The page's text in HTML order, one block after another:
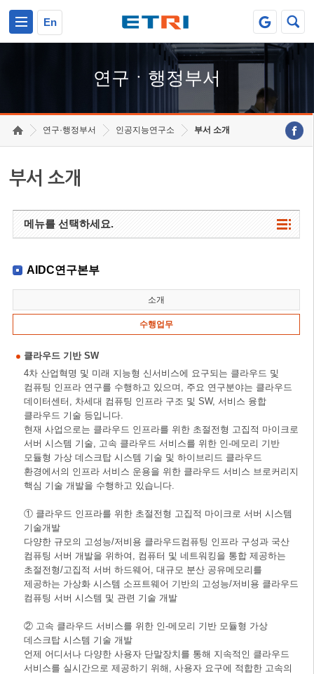
En
연구ㆍ행정부서
연구·행정부서 인공지능연구소 부서 소개
부서 소개
메뉴를 선택하세요.
AIDC연구본부
소개
수행업무
클라우드 기반 SW
4차 산업혁명 및 미래 지능형 신서비스에 요구되는 클라우드 및
컴퓨팅 인프라 연구를 수행하고 있으며, 주요 연구분야는 클라우드
데이터센터, 차세대 컴퓨팅 인프라 구조 및 SW, 서비스 융합
클라우드 기술 등입니다.
현재 사업으로는 클라우드 인프라를 위한 초절전형 고집적 마이크로
서버 시스템 기술, 고속 클라우드 서비스를 위한 인-메모리 기반
모듈형 가상 데스크탑 시스템 기술 및 하이브리드 클라우드
환경에서의 인프라 서비스 운용을 위한 클라우드 서비스 브로커리지
핵심 기술 개발을 수행하고 있습니다.
① 클라우드 인프라를 위한 초절전형 고집적 마이크로 서버 시스템
기술개발
다양한 규모의 고성능/저비용 클라우드컴퓨팅 인프라 구성과 국산
컴퓨팅 서버 개발을 위하여, 컴퓨터 및 네트워킹을 통합 제공하는
초절전형/고집적 서버 하드웨어, 대규모 분산 공유메모리를
제공하는 가상화 시스템 소프트웨어 기반의 고성능/저비용 클라우드
컴퓨팅 서버 시스템 및 관련 기술 개발
② 고속 클라우드 서비스를 위한 인-메모리 기반 모듈형 가상
데스크탑 시스템 기술 개발
언제 어디서나 다양한 사용자 단말장치를 통해 지속적인 클라우드
서비스를 실시간으로 제공하기 위해, 사용자 요구에 적합한 고속의